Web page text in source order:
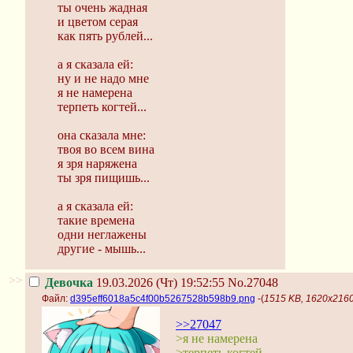
ты очень жадная
и цветом серая
как пять рублей...
а я сказала ей:
ну и не надо мне
я не намерена
терпеть когтей...
она сказала мне:
твоя во всем вина
я зря наряжена
ты зря пищишь...
а я сказала ей:
такие времена
одни неглажены
другие - мышь...
>> Девочка 19.03.2026 (Чт) 19:52:55 No.27048
Файл: d395eff6018a5c4f00b5267528b598b9.png -(1515 KB,
>>27047
>я не намерена